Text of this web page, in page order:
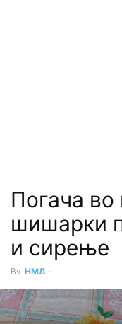
Погача во
шишарки
и сирење
By НМД -